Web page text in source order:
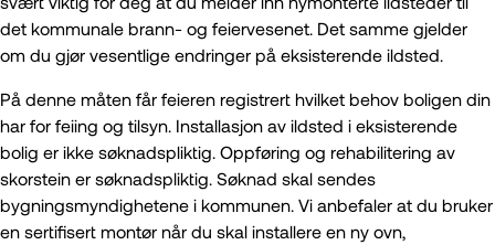
det kommunale brann- og feiervesenet. Det samme gjelder
om du gjør vesentlige endringer på eksisterende ildsted.
På denne måten får feieren registrert hvilket behov boligen din
har for feiing og tilsyn. Installasjon av ildsted i eksisterende
bolig er ikke søknadspliktig. Oppføring og rehabilitering av
skorstein er søknadspliktig. Søknad skal sendes
bygningsmyndighetene i kommunen. Vi anbefaler at du bruker
en sertifisert montør når du skal installere en ny ovn,